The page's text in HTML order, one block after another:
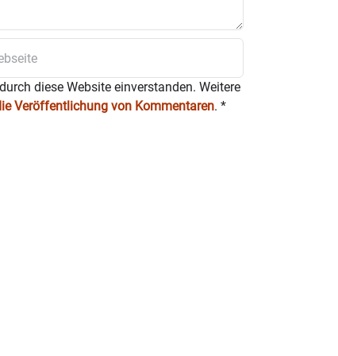
diese Website einverstanden. Weitere
Veröffentlichung von Kommentaren. *